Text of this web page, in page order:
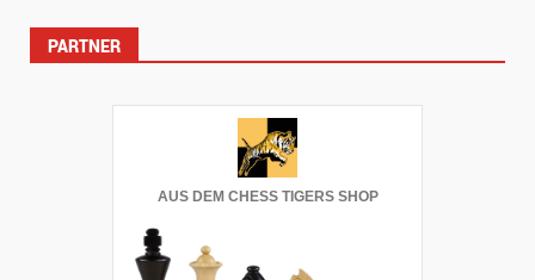
Beiträge
PARTNER
AUS DEM CHESS TIGERS SHOP